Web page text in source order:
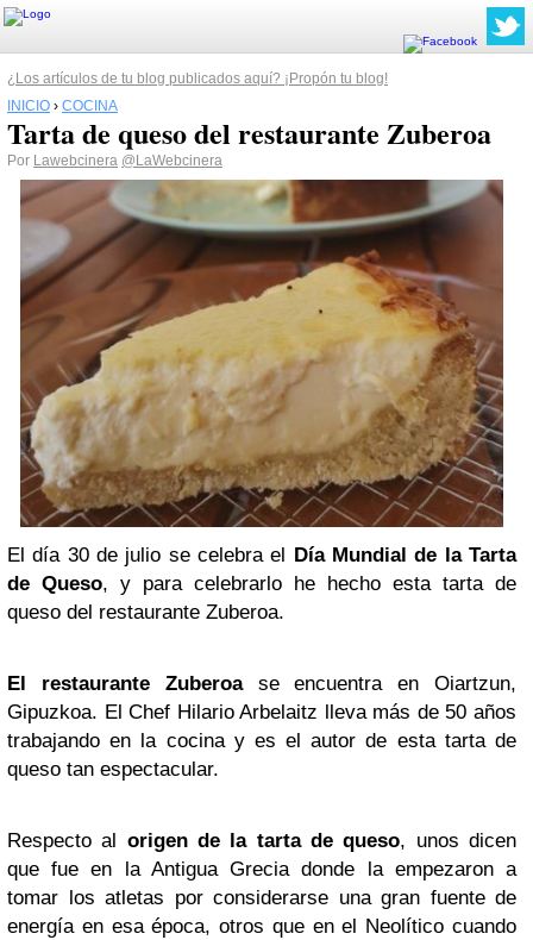
¿Los artículos de tu blog publicados aquí? ¡Propón tu blog!
INICIO › COCINA
Tarta de queso del restaurante Zuberoa
Por Lawebcinera @LaWebcinera
El día 30 de julio se celebra el Día Mundial de la Tarta
de Queso, y para celebrarlo he hecho esta tarta de
queso del restaurante Zuberoa.
El restaurante Zuberoase encuentra en Oiartzun,
Gipuzkoa. El Chef Hilario Arbelaitz lleva más de 50 años
trabajando en la cocina y es el autor de esta tarta de
queso tan espectacular.
Respecto al origen de la tarta de queso, unos dicen
que fue en la Antigua Grecia donde la empezaron a
tomar los atletas por considerarse una gran fuente de
energía en esa época, otros que en el Neolítico cuando